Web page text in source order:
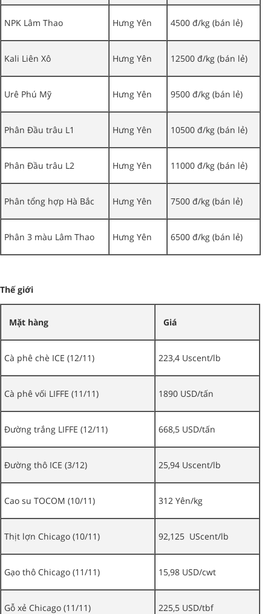
NPK Lâm Thao Hưng Yên 4500 đ/kg (bán lẻ)
Kali Liên Xô Hưng Yên 12500 đ/kg (bán lẻ)
Urê Phú Mỹ Hưng Yên 9500 đ/kg (bán lẻ)
Phân Đầu trâu L1 Hưng Yên 10500 đ/kg (bán lẻ)
Phân Đầu trâu L2 Hưng Yên 11000 đ/kg (bán lẻ)
Phân tổng hợp Hà Bắc Hưng Yên 7500 đ/kg (bán lẻ)
Phân 3 màu Lâm Thao Hưng Yên 6500 đ/kg (bán lẻ)
Thế giới
Mặt hàng Giá
Cà phê chè ICE (12/11) 223,4 Uscent/lb
Cà phê vối LIFFE (11/11) 1890 USD/tấn
Đường trắng LIFFE (12/11) 668,5 USD/tấn
Đường thô ICE (3/12) 25,94 Uscent/lb
Cao su TOCOM (10/11) 312 Yên/kg
Thịt lợn Chicago (10/11) 92,125 UScent/lb
Gạo thô Chicago (11/11) 15,98 USD/cwt
Gỗ xẻ Chicago (11/11) 225,5 USD/tbf